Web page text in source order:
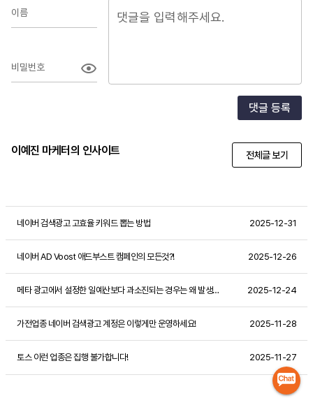
이름
비밀번호
댓글 등록
이예진 마케터의 인사이트 전체글 보기
네이버 검색광고 고효율 키워드 뽑는 방법 2025-12-31
네이버 AD Voost 애드부스트 캠페인의 모든것?! 2025-12-26
메타 광고에서 설정한 일예산보다 과소진되는 경우는 왜 발생할까? 2025-12-24
가전업종 네이버 검색광고 계정은 이렇게만 운영하세요! 2025-11-28
토스 이런 업종은 집행 불가합니다! 2025-11-27